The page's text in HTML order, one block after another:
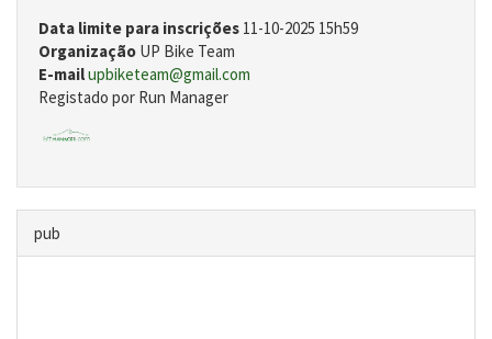
Data limite para inscrições 11-10-2025 15h59
Organização UP Bike Team
E-mailupbiketeam@gmail.com
Registado por Run Manager
pub